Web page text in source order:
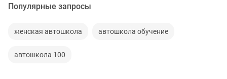
Популярные запросы
женская автошкола автошкола обучение
автошкола 100